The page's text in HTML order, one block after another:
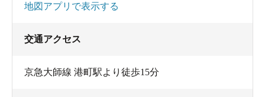
地図アプリで表示する
交通アクセス
京急大師線 港町駅より徒歩15分